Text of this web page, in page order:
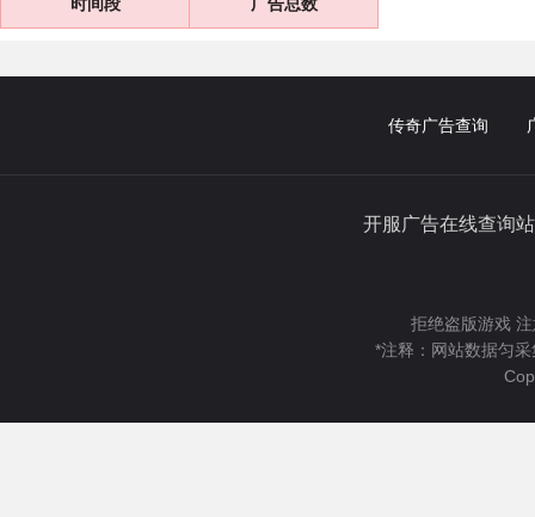
传奇广告查询
开服广告在线查
拒绝盗版游戏
*注释：网站数据匀